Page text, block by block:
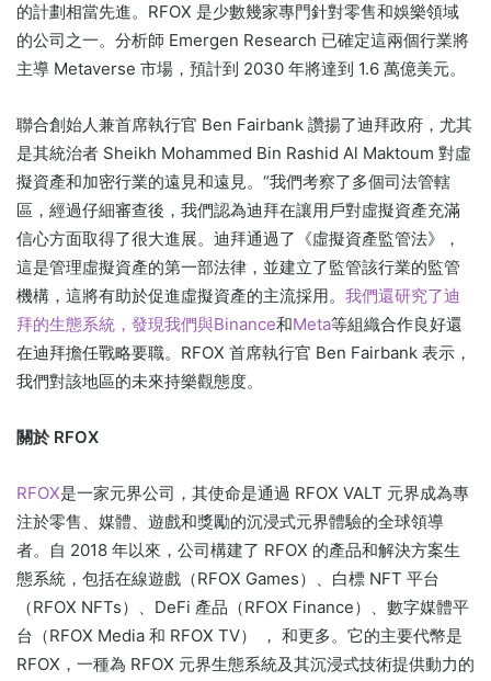
的計劃相當先進。 RFOX 是少數幾家專門針對零售和娛樂領域
的公司之一。 分析師 Emergen Research 已確定這兩個行業將
主導 Metaverse 市場，預計到 2030 年將達到 1.6 萬億美元。
聯合創始人兼首席執行官 Ben Fairbank 讚揚了迪拜政府，尤其
是其統治者 Sheikh Mohammed Bin Rashid Al Maktoum 對虛
擬資產和加密行業的遠見和遠見。 “我們考察了多個司法管轄
區，經過仔細審查後，我們認為迪拜在讓用戶對虛擬資產充滿
信心方面取得了很大進展。 迪拜通過了《虛擬資產監管法》，
這是管理虛擬資產的第一部法律，並建立了監管該行業的監管
機構，這將有助於促進虛擬資產的主流採用。 我們還研究了迪
拜的生態系統，發現我們與Binance和Meta等組織合作良好還
在迪拜擔任戰略要職。 RFOX 首席執行官 Ben Fairbank 表示，
我們對該地區的未來持樂觀態度。
關於 RFOX
RFOX是一家元界公司，其使命是通過 RFOX VALT 元界成為專
注於零售、媒體、遊戲和獎勵的沉浸式元界體驗的全球領導
者。
自 2018 年以來，公司構建了 RFOX 的產品和解決方案生
態系統，包括在線遊戲（RFOX Games）、白標 NFT 平台
（RFOX NFTs）、DeFi 產品（RFOX Finance）、數字媒體平
台（RFOX Media 和 RFOX TV） ， 和更多。 它的主要代幣是
RFOX，一種為 RFOX 元界生態系統及其沉浸式技術提供動力的